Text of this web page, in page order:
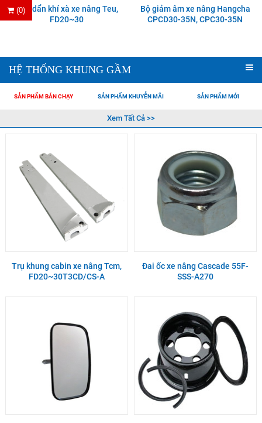
(0)
Ống dẩn khí xà xe nâng Teu,
FD20~30
Bộ giảm âm xe nâng Hangcha
CPCD30-35N, CPC30-35N
HỆ THỐNG KHUNG GẦM
SẢN PHẨM BÁN CHẠY SẢN PHẨM KHUYỄN MÃI SẢN PHẨM MỚI
Xem Tất Cả >>
Trụ khung cabin xe nâng Tcm,
FD20~30T3CD/CS-A
Đai ốc xe nâng Cascade 55F-
SSS-A270